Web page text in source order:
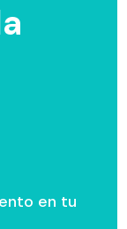
en tu